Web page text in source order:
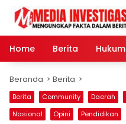
Langsung
konten
Home
Berita Hukum
Beranda Berita
Berita Community Daerah
Nasional
Opini Pendidikan